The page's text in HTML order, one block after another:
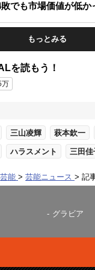
敗でも市場価値が低か
もっとみる
を読もう！
万
三山凌輝 萩本欽一
ハラスメント 三田佳
芸能 芸能ニュース 記
グラビア